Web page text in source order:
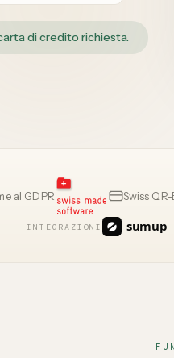
di credito richiesta.
al GDPR Swiss
INTEGRAZIONI